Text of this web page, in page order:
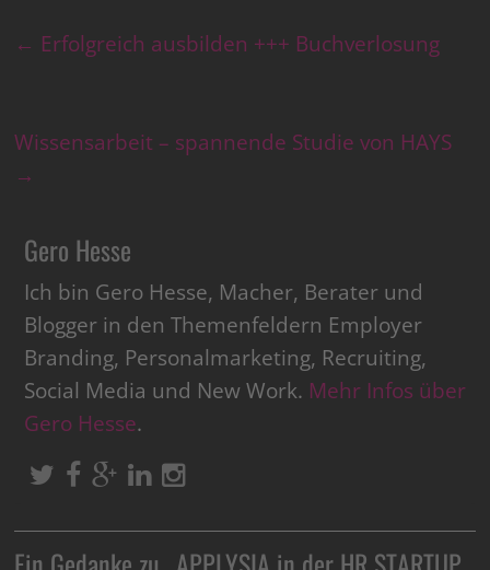
← Erfolgreich ausbilden +++ Buchverlosung
Wissensarbeit – spannende Studie von HAYS
→
Gero Hesse
Ich bin Gero Hesse, Macher, Berater und
Blogger in den Themenfeldern Employer
Branding, Personalmarketing, Recruiting,
Social Media und New Work. Mehr Infos über
Gero Hesse.